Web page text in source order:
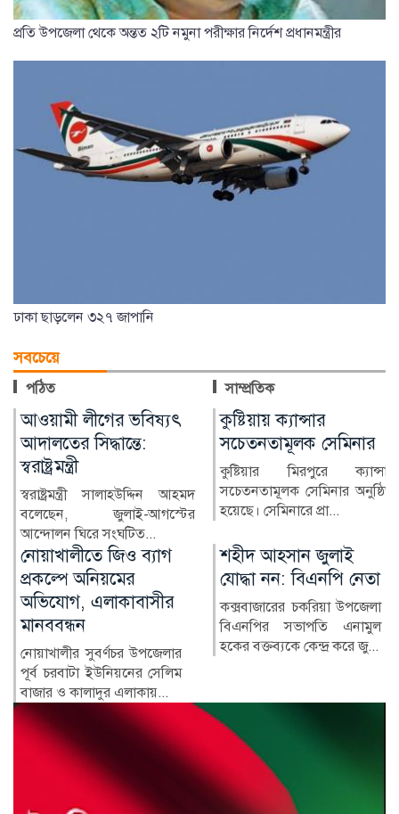
প্রতি উপজেলা থেকে অন্তত ২টি নমুনা পরীক্ষার নির্দেশ প্রধানমন্ত্রীর
ঢাকা ছাড়লেন ৩২৭ জাপানি
সবচেয়ে
পঠিত সাম্প্রতিক
কুষ্টিয়ায় ক্যান্সার
সচেতনতামূলক সেমিনার
কুষ্টিয়ার মিরপুরে ক্যান্সার
সচেতনতামূলক সেমিনার অনুষ্ঠিত
হয়েছে। সেমিনারে প্রা...
লাখ টাকার ফল-নাস্তা নিয়ে
সাবেক ইউএনওকে ঘিরে
প্রশ্ন
কুষ্টিয়ার মিরপুর উপজেলার সাবেক
নির্বাহী কর্মকর্তা (ইউএনও)
শহীদ আহসান জুলাই
যোদ্ধা নন: বিএনপি নেতা
কক্সবাজারের চকরিয়া উপজেলা
বিএনপির সভাপতি এনামুল
হকের বক্তব্যকে কেন্দ্র করে জু...
হাসিনা দিল্লিতে,
পরিবারের অন্য সদস্যরা
কে কোথায়?
সাবেক প্রধানমন্ত্রী শেখ হাসিনার
সরকারের পতনের পর তাঁর